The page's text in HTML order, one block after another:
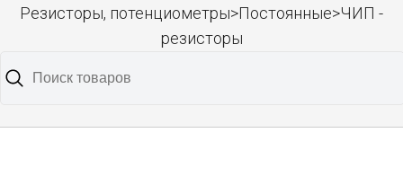
Резисторы, потенциометры>Постоянные>ЧИП -
резисторы